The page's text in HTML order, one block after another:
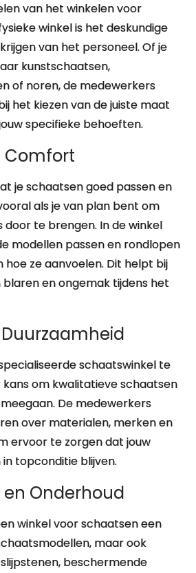
van het winkelen voor
winkel is het deskundige
van het personeel. Of je
kunstschaatsen,
of noren, de medewerkers
het kiezen van de juiste maat
specifieke behoeften.
Comfort
je schaatsen goed passen en
als je van plan bent om
door te brengen. In de winkel
modellen passen en rondlopen
ze aanvoelen. Dit helpt bij
en ongemak tijdens het
schaatswinkel te
kans om kwalitatieve schaatsen
De medewerkers
over materialen, merken en
ervoor te zorgen dat jouw
topconditie blijven.
en Onderhoud
winkel voor schaatsen een
maar ook
beschermende